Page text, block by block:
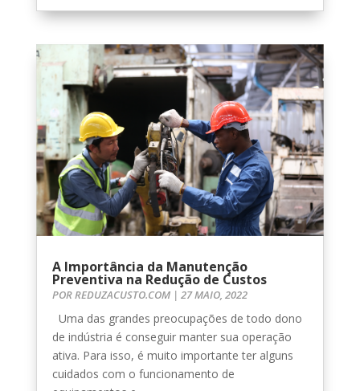
A Importância da Manutenção
Preventiva na Redução de Custos
PORREDUZACUSTO.COM| 27 MAIO, 2022
Uma das grandes preocupações de todo dono
de indústria é conseguir manter sua operação
ativa. Para isso, é muito importante ter alguns
cuidados com o funcionamento de